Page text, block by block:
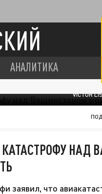
АНАЛИТИКА
VICTOR
НАД
что